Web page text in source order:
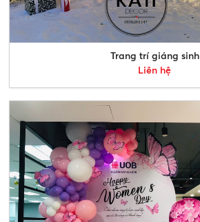
Trang trí giáng sinh
Liên hệ